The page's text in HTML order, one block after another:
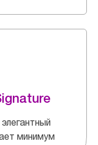
минимум